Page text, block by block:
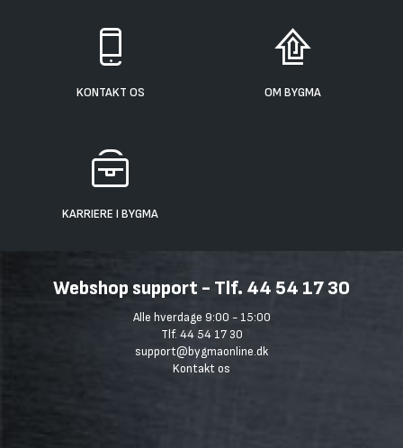
KONTAKT OS OM BYGMA
KARRIERE I BYGMA
Webshop support - Tlf. 44 54 17 30
Alle hverdage 9:00 - 15:00
Tlf. 44 54 17 30
support@bygmaonline.dk
Kontakt os